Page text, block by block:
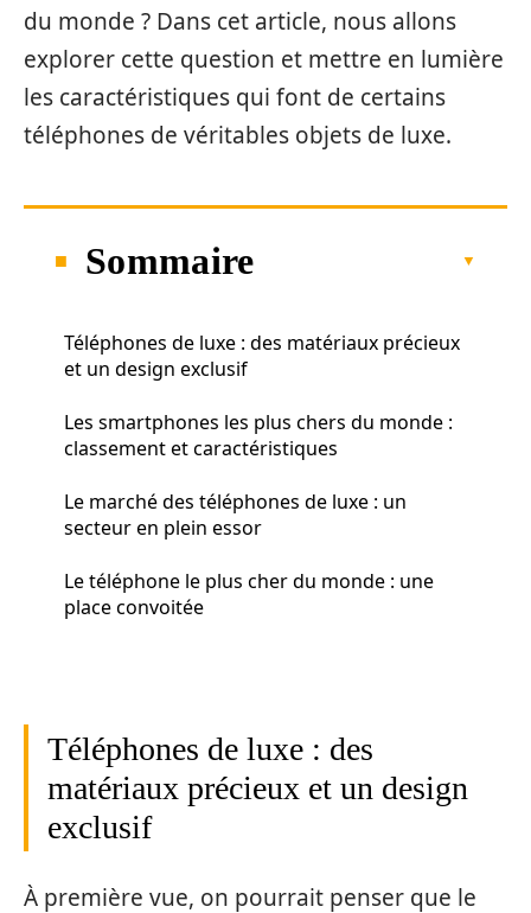
du monde ? Dans cet article, nous allons
explorer cette question et mettre en lumière
les caractéristiques qui font de certains
téléphones de véritables objets de luxe.
Sommaire
Téléphones de luxe : des matériaux précieux
et un design exclusif
Les smartphones les plus chers du monde :
classement et caractéristiques
Le marché des téléphones de luxe : un
secteur en plein essor
Le téléphone le plus cher du monde : une
place convoitée
Téléphones de luxe : des
matériaux précieux et un design
exclusif
À première vue, on pourrait penser que le